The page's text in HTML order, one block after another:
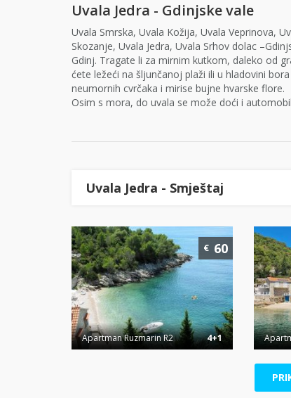
Uvala Jedra - Gdinjske vale
Uvala Smrska, Uvala Kožija, Uvala Veprinova,
Skozanje, Uvala Jedra, Uvala Srhov dolac
Gdinj. Tragate li za mirnim kutkom, daleko od
ćete ležeći na šljunčanoj plaži ili u hladovini
neumornih cvrčaka i mirise bujne hvarske flore.
Osim s mora, do uvala se može doći i
Uvala Jedra - Smještaj
Apartman Ruzmarin R2 4+1
€ 60